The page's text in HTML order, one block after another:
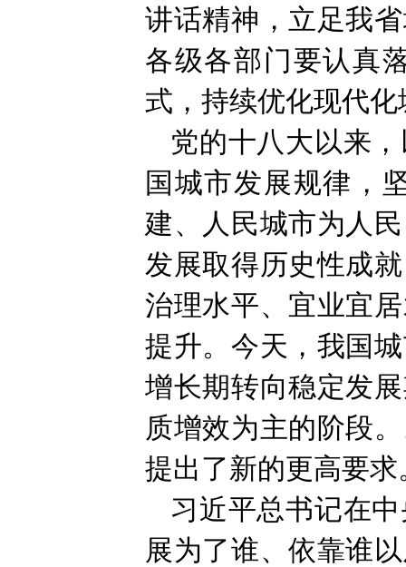
讲话精神，立足我
各级各部门要认真
式，持续优化现代
党的十八大以来
国城市发展规律，
建、人民城市为人
发展取得历史性成
治理水平、宜业宜
提升。今天，我国
增长期转向稳定发
质增效为主的阶段
提出了新的更高要求
习近平总书记在
展为了谁、依靠谁